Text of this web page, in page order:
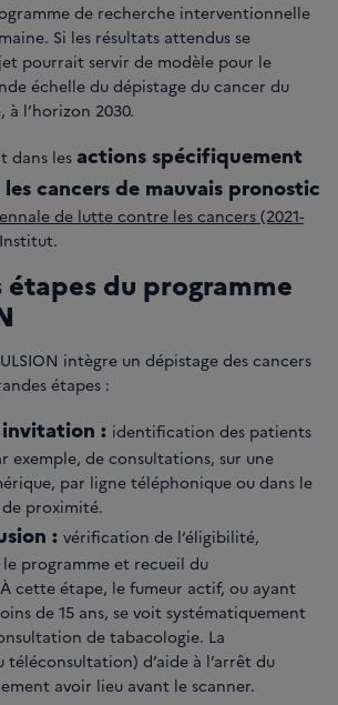
de recherche interventionnelle
Si les résultats attendus se
pourrait servir de modèle pour le
échelle du dépistage du cancer du
à l’horizon 2030.
dans les actions spécifiquement
cancers de mauvais pronostic
de lutte contre les cancers (2021-
étapes du programme
intègre un dépistage des cancers
étapes :
invitation : identification des patients
exemple, de consultations, sur une
par ligne téléphonique ou dans le
proximité.
: vérification de l‘éligibilité,
programme et recueil du
cette étape, le fumeur actif, ou ayant
de 15 ans, se voit systématiquement
de tabacologie. La
d’aide à l’arrêt du
avoir lieu avant le scanner.